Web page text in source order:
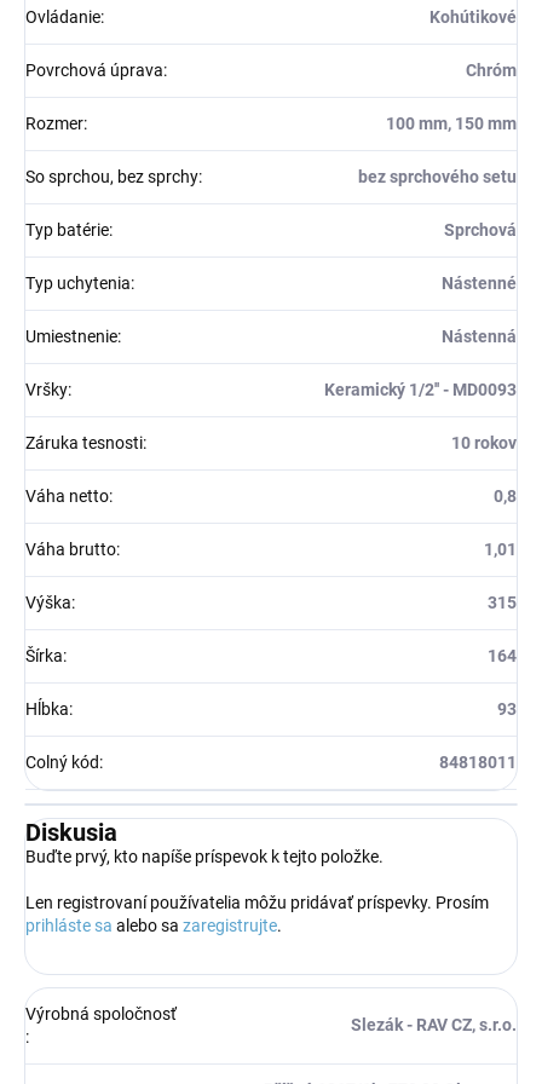
Ovládanie: Kohútikové
Povrchová úprava: Chróm
Rozmer: 100 mm, 150 mm
So sprchou, bez sprchy: bez sprchového setu
Typ batérie: Sprchová
Typ uchytenia: Nástenné
Umiestnenie: Nástenná
Vršky: Keramický 1/2'' - MD0093
Záruka tesnosti: 10 rokov
Váha netto: 0,8
Váha brutto: 1,01
Výška: 315
Šírka: 164
Hĺbka: 93
Colný kód: 84818011
Diskusia
Buďte prvý, kto napíše príspevok k tejto položke.
Len registrovaní používatelia môžu pridávať príspevky. Prosím
prihláste sa alebo sa zaregistrujte.
Výrobná spoločnosť
:
Slezák - RAV CZ, s.r.o.